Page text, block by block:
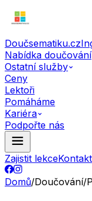
Doučsematiku.cz
Nabídka doučování
Ostatní služby
Ceny
Lektoři
Pomáháme
Kariéra
Podpořte nás
Zajistit lekceKontakt
Domů/Doučování/